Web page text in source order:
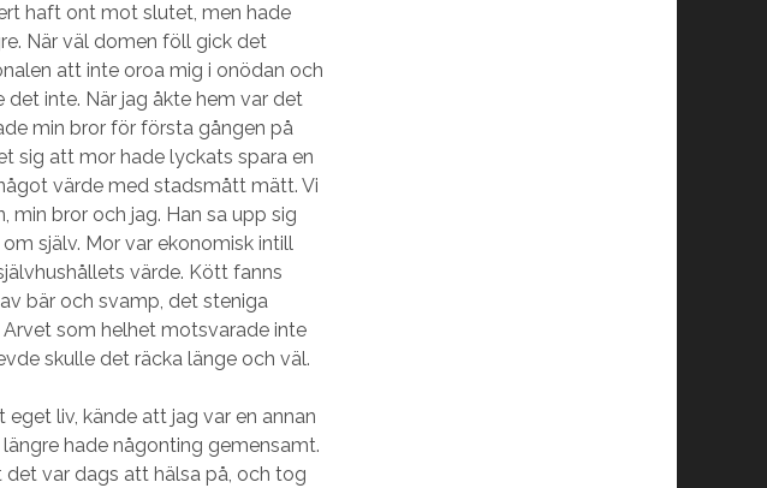
haft ont mot slutet, men hade
När väl domen föll gick det
att inte oroa mig i onödan och
inte. När jag åkte hem var det
min bror för första gången på
sig att mor hade lyckats spara en
värde med stadsmått mätt. Vi
bror och jag. Han sa upp sig
själv. Mor var ekonomisk intill
värde. Kött fanns
bär och svamp, det steniga
som helhet motsvarade inte
skulle det räcka länge och väl.
liv, kände att jag var en annan
hade någonting gemensamt.
var dags att hälsa på, och tog